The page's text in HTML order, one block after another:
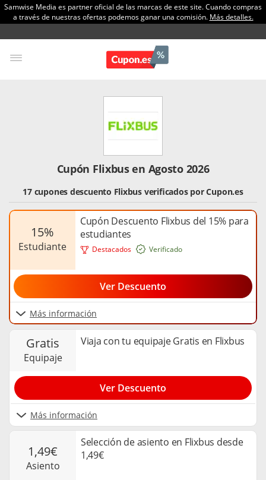
Samwise Media es partner oficial de las marcas de este site. Cuando compras
a través de nuestras ofertas podemos ganar una comisión. Más detalles.
Cupón Flixbus en Agosto 2026
17 cupones descuento Flixbus verificados por Cupon.es
Destacados
15%
estudiante
Cupón Descuento Flixbus del 15% para
estudiantes
Más información
Verificado
Ver Descuento
gratis
equipaje
Viaja con tu equipaje Gratis en Flixbus
Más información
Ver Descuento
1,49€
asiento
Selección de asiento en Flixbus desde
1,49€